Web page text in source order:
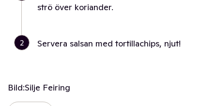
strö över koriander.
2 Servera salsan med tortillachips, njut!
Bild:Silje Feiring